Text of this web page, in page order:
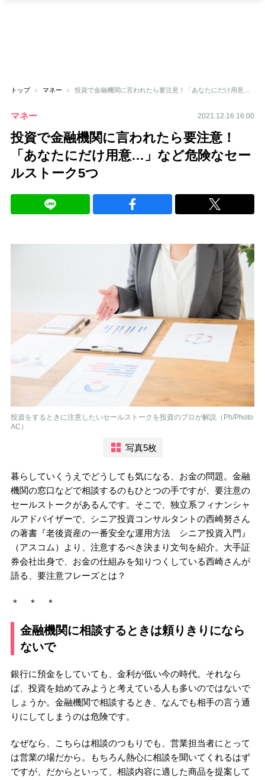
トップ マネー 投資で金融機関に言われたら要注意！「あなたにだけ用意…」など危険なセールストーク5つ
マネー 2021.12.16 16:00
投資で金融機関に言われたら要注意！
「あなたにだけ用意…」など危険なセー
ルストーク5つ
投資をするときに注意したいセールストークを投資のプロが解説（Ph/Photo
AC）
写真5枚
暮らしていくうえでどうしても気になる、お金の問題。金融
機関の窓口などで相談するのもひとつの手ですが、要注意の
セールストークがあるんです。そこで、独立系フィナンシャ
ルアドバイザーで、シニア投資コンサルタントの西崎努さん
の著書『老後資産の一番安全な運用方法 シニア投資入門』
（アスコム）より、注意するべき決まり文句を紹介。大手証
券会社出身で、お金の仕組みを知りつくしている西崎さんが
語る、要注意フレーズとは？
＊ ＊ ＊
金融機関に相談するときは頼りきりになら
ないで
銀行に預金をしていても、金利が低い今の時代。それなら
ば、投資を始めてみようと考えている人も多いのではないで
しょうか。金融機関で相談するとき、なんでも相手の言う通
りにしてしまうのは危険です。
なぜなら、こちらは相談のつもりでも、営業担当者にとって
は営業の場だから。もちろん熱心に相談を聞いてくれるはず
ですが、だからといって、相談内容に適した商品を提案して